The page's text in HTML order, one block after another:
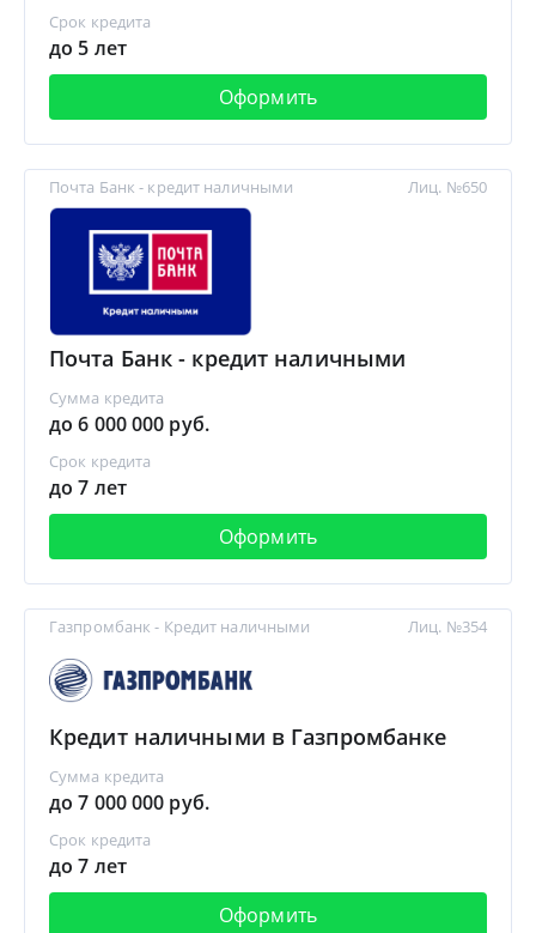
Срок кредита
до 5 лет
Оформить
Почта Банк - кредит наличными
Почта Банк - кредит наличными
Сумма кредита
до 6 000 000 руб.
Срок кредита
до 7 лет
Оформить
Лиц. №650
Газпромбанк - Кредит наличными
Кредит наличными в Газпромбанке
Сумма кредита
до 7 000 000 руб.
Срок кредита
до 7 лет
Оформить
Лиц. №354